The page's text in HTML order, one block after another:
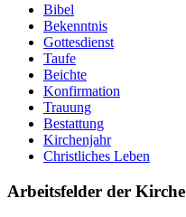
Bibel
Bekenntnis
Gottesdienst
Taufe
Beichte
Konfirmation
Trauung
Bestattung
Kirchenjahr
Christliches Leben
Arbeitsfelder der Kirche